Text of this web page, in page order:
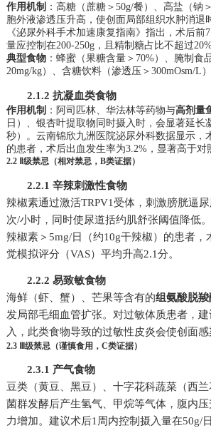
作用机制 ：高糖（蔗糖＞50g/餐）、高盐（钠
胞外液渗透压升高，使创面局部组织水肿消退
《泌尿外科手术加速康复指南》指出，术后前
量应控制在200-250g，且精制糖占比不超过20%
典型食物：蜂蜜（果糖含量＞70%）、腌制食
20mg/kg）、含糖饮料（渗透压＞300mOsm/L）
2.1.2 抗凝血类食物
作用机制 ：阿司匹林、华法林等药物与高剂量
日）、银杏叶提取物同时摄入时，会显著延长
秒）。云南锦欣九洲医院泌尿外科数据显示，
的患者，术后出血发生率为3.2%，显著高于对
2.2 Ⅱ级禁忌（相对禁忌，B类证据）
2.2.1 辛辣刺激性食物
辣椒素通过激活TRPV1受体，刺激膀胱逼
次/小时，同时使尿道括约肌舒张阈值降低
辣椒素＞5mg/日（约10g干辣椒）的患者，
觉模拟评分（VAS）平均升高2.1分。
2.2.2 易致敏食物
海鲜（虾、蟹）、芒果等含有的组氨酸脱羧
发局部毛细血管扩张。对过敏体质患者，
入，此类食物导致的过敏性皮炎会使创面感
2.3 Ⅲ级禁忌（谨慎食用，C类证据）
2.3.1 产气食物
豆类（黄豆、黑豆）、十字花科蔬菜（西
菌群发酵后产生氢气、甲烷等气体，腹内
力增加。建议术后1周内控制摄入量在50g/日